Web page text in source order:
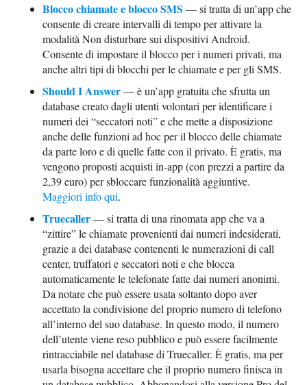
Blocco chiamate e blocco SMS — si tratta di un’app che
consente di creare intervalli di tempo per attivare la
modalità Non disturbare sui dispositivi Android.
Consente di impostare il blocco per i numeri privati, ma
anche altri tipi di blocchi per le chiamate e per gli SMS.
Should I Answer— è un’app gratuita che sfrutta un
database creato dagli utenti volontari per identificare i
numeri dei “seccatori noti” e che mette a disposizione
anche delle funzioni ad hoc per il blocco delle chiamate
da parte loro e di quelle fatte con il privato. È gratis, ma
vengono proposti acquisti in-app (con prezzi a partire da
2,39 euro) per sbloccare funzionalità aggiuntive.
Maggiori info qui.
Truecaller— si tratta di una rinomata app che va a
“zittire” le chiamate provenienti dai numeri indesiderati,
grazie a dei database contenenti le numerazioni di call
center, truffatori e seccatori noti e che blocca
automaticamente le telefonate fatte dai numeri anonimi.
Da notare che può essere usata soltanto dopo aver
accettato la condivisione del proprio numero di telefono
all’interno del suo database. In questo modo, il numero
dell’utente viene reso pubblico e può essere facilmente
rintracciabile nel database di Truecaller. È gratis, ma per
usarla bisogna accettare che il proprio numero finisca in